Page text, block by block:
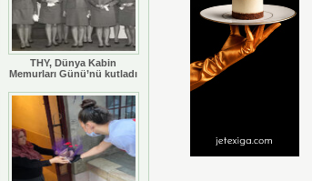
THY, Dünya Kabin
Memurları Günü’nü kutladı